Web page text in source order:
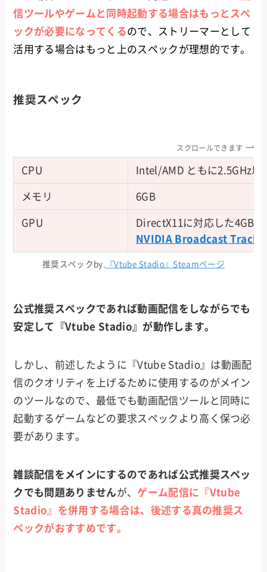
信ツールやゲームと同時起動する場合はもっとスペ
ックが必要になってくるので、ストリーマーとして
活用する場合はもっと上のスペックが理想的です。
推奨スペック
スクロールできます
CPU Intel/AMD ともに2.5GHz以
メモリ 6GB
GPU
DirectX11に対応した4GB
NVIDIA Broadcast
推奨スペックby. 『Vtube Stadio』Steamページ
公式推奨スペックであれば動画配信をしながらでも
安定して『Vtube Stadio』が動作します。
しかし、前述したように『Vtube Stadio』は動画配
信のクオリティを上げるために使用するのがメイン
のツールなので、最低でも動画配信ツールと同時に
起動するゲームなどの要求スペックより高く保つ必
要があります。
雑談配信をメインにするのであれば公式推奨スペッ
クでも問題ありませんが、 ゲーム配信に『Vtube
Stadio』を併用する場合は、後述する真の推奨ス
ペックがおすすめです。